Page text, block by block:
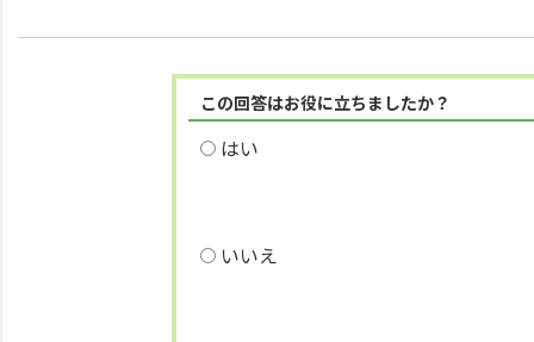
この回答はお役に立ちましたか？
はい
いいえ